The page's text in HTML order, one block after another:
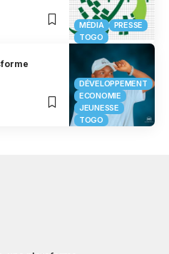
MÉDIA
PRESSE
TOGO
DÉVELOPPEMENT
ECONOMIE
JEUNESSE
TOGO